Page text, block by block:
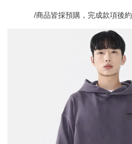
/商品皆採預購，完成款項後